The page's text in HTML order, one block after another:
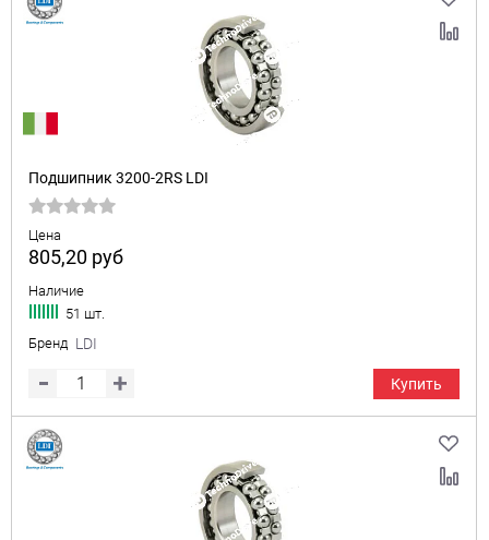
Подшипник 3200-2RS LDI
Цена
805,20 руб
Наличие
51 шт.
Бренд LDI
Купить